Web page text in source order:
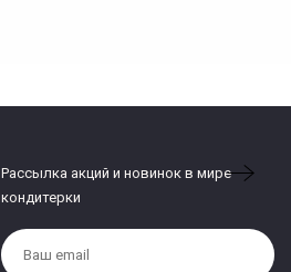
Рассылка акций и новинок в мире
кондитерки